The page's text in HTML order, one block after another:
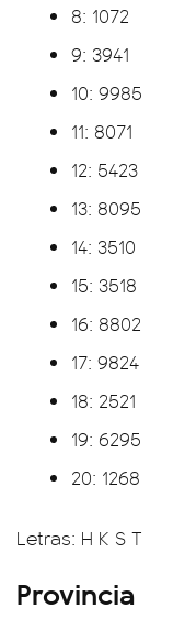
8: 1072
9: 3941
10: 9985
11: 8071
12: 5423
13: 8095
14: 3510
15: 3518
16: 8802
17: 9824
18: 2521
19: 6295
20: 1268
Letras: H K S T
Provincia